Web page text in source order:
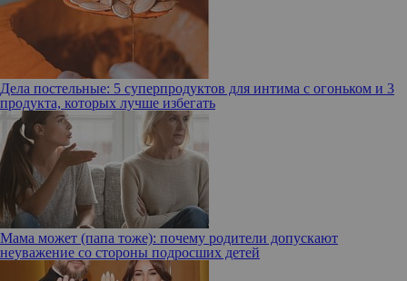
Дела постельные: 5 суперпродуктов для интима с огоньком и 3
продукта, которых лучше избегать
Мама может (папа тоже): почему родители допускают
неуважение со стороны подросших детей